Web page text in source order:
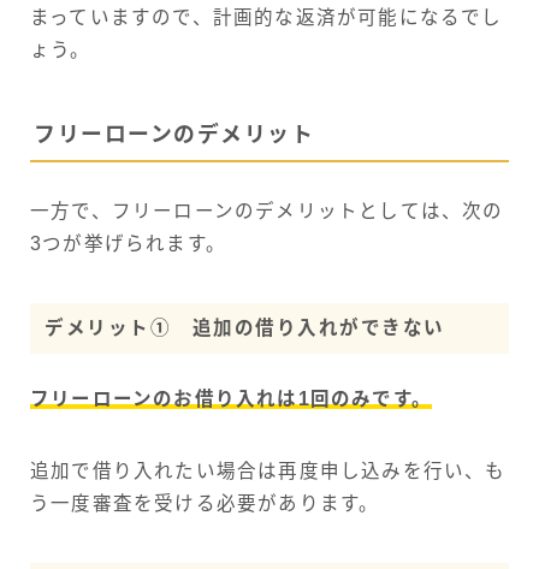
まっていますので、計画的な返済が可能になるでし
ょう。
フリーローンのデメリット
一方で、フリーローンのデメリットとしては、次の
3つが挙げられます。
デメリット① 追加の借り入れができない
フリーローンのお借り入れは1回のみです。
追加で借り入れたい場合は再度申し込みを行い、も
う一度審査を受ける必要があります。